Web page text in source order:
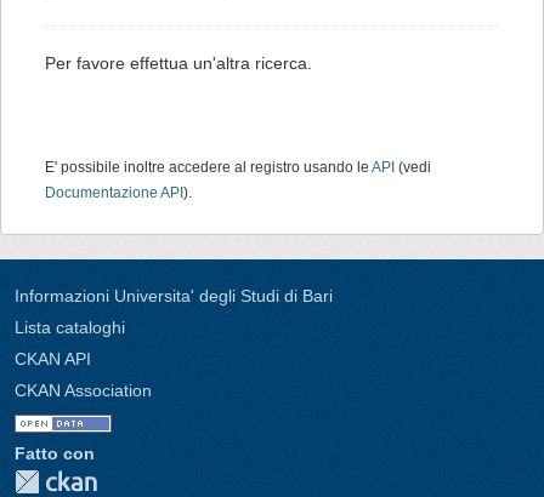
Per favore effettua un'altra ricerca.
E' possibile inoltre accedere al registro usando le API (vedi
Documentazione API ).
Informazioni Universita' degli Studi di Bari
Lista cataloghi
CKAN API
CKAN Association
Fatto con